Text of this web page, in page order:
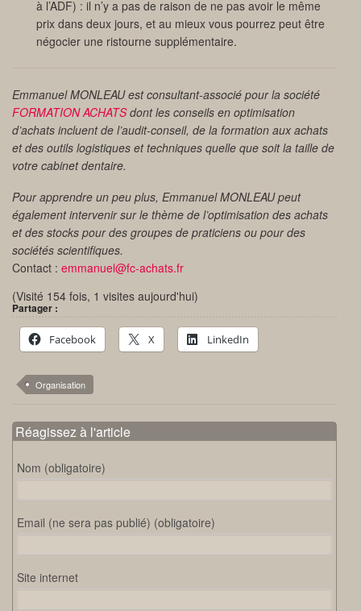
à l’ADF) : il n’y a pas de raison de ne pas avoir le même
prix dans deux jours, et au mieux vous pourrez peut être
négocier une ristourne supplémentaire.
Emmanuel MONLEAU est consultant-associé pour la société
FORMATION ACHATSdont les conseils en optimisation
d’achats incluent de l’audit-conseil, de la formation aux achats
et des outils logistiques et techniques quelle que soit la taille de
votre cabinet dentaire.
Pour apprendre un peu plus, Emmanuel MONLEAU peut
également intervenir sur le thème de l’optimisation des achats
et des stocks pour des groupes de praticiens ou pour des
sociétés scientifiques.
Contact : emmanuel@fc-achats.fr
(Visité 154 fois, 1 visites aujourd'hui)
Partager :
Facebook X LinkedIn
Organisation
Réagissez à l'article
Nom (obligatoire)
Email (ne sera pas publié) (obligatoire)
Site internet